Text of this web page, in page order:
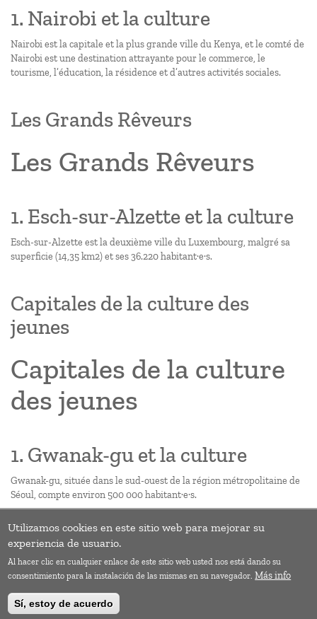
1. Nairobi et la culture
Nairobi est la capitale et la plus grande ville du Kenya, et le comté de
Nairobi est une destination attrayante pour le commerce, le
tourisme, l’éducation, la résidence et d’autres activités sociales.
Les Grands Rêveurs
Les Grands Rêveurs
1. Esch-sur-Alzette et la culture
Esch-sur-Alzette est la deuxième ville du Luxembourg, malgré sa
superficie (14,35 km2) et ses 36.220 habitant·e·s.
Capitales de la culture des
jeunes
Capitales de la culture
des jeunes
1. Gwanak-gu et la culture
Gwanak-gu, située dans le sud-ouest de la région métropolitaine de
Séoul, compte environ 500 000 habitant·e·s.
Pagination
S'abonner à Gouvernance
Utilizamos cookies en este sitio web para mejorar su
experiencia de usuario.
Al hacer clic en cualquier enlace de este sitio web usted nos está dando su
consentimiento para la instalación de las mismas en su navegador. Más info
Sí, estoy de acuerdo